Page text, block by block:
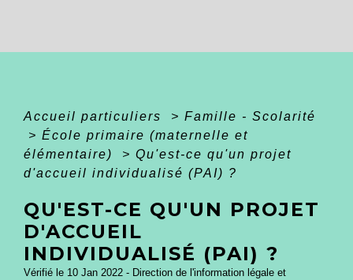
Accueil particuliers > Famille - Scolarité
> École primaire (maternelle et
élémentaire)
> Qu'est-ce qu'un projet
d'accueil individualisé (PAI) ?
QU'EST-CE QU'UN PROJET
D'ACCUEIL
INDIVIDUALISÉ (PAI) ?
Vérifié le 10 Jan 2022 - Direction de l'information légale et